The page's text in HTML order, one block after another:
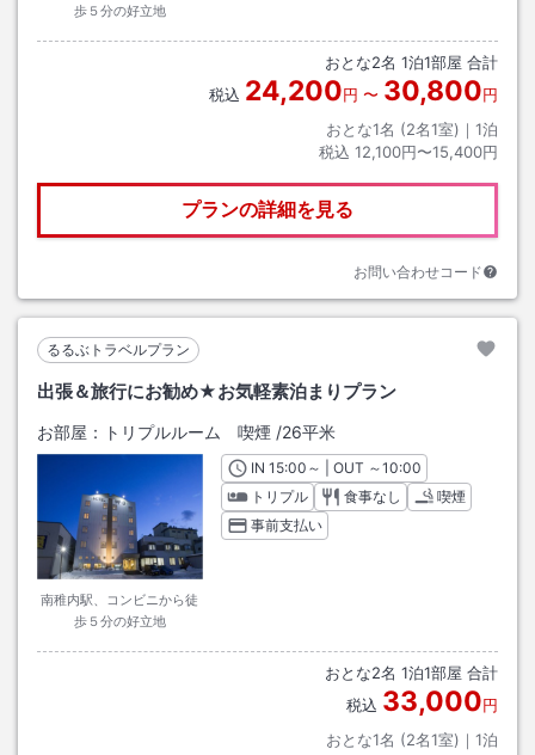
歩５分の好立地
おとな2名 1泊1部屋 合計
税込 24,200円 〜 30,800円
おとな1名 (2名1室)｜ 1泊
税込 12,100円〜15,400円
プランの詳細を見る
お問い合わせコード
るるぶトラベルプラン
出張＆旅行にお勧め★お気軽素泊まりプラン
お部屋： トリプルルーム 喫煙 /26平米
南稚内駅、コンビニから徒
歩５分の好立地
INチェックイン
15:00 ～ | OUT チェックアウト
～10:00
トリプル
食事なし
喫煙
事前支払い
おとな2名 1泊1部屋 合計
税込 33,000円
おとな1名 (2名1室)｜ 1泊